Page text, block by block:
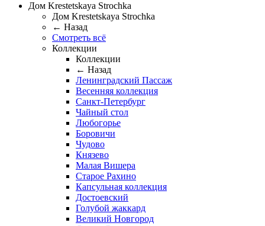
Дом Krestetskaya Strochka
Дом Krestetskaya Strochka
← Назад
Смотреть всё
Коллекции
Коллекции
← Назад
Ленинградский Пассаж
Весенняя коллекция
Санкт-Петербург
Чайный стол
Любогорье
Боровичи
Чудово
Князево
Малая Вишера
Старое Рахино
Капсульная коллекция
Достоевский
Голубой жаккард
Великий Новгород